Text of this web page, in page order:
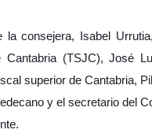
consejera, Isabel
Cantabria (TSJC), José
superior de Cantabria,
y el secretario del